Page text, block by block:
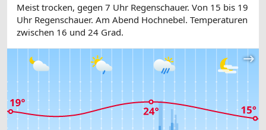
Meist trocken, gegen 7 Uhr Regenschauer. Von 15 bis 19
Uhr Regenschauer. Am Abend Hochnebel. Temperaturen
zwischen 16 und 24 Grad.